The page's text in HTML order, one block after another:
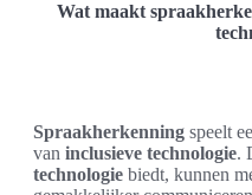
Wat maakt
Spraakherkenning speelt
van inclusieve technologie.
technologie biedt, kunnen